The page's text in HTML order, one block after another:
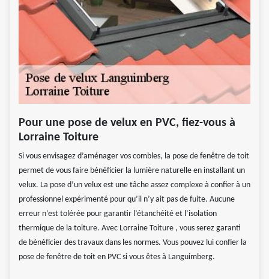
Pour une pose de velux en PVC, fiez-vous à
Lorraine Toiture
Si vous envisagez d’aménager vos combles, la pose de fenêtre de toit
permet de vous faire bénéficier la lumière naturelle en installant un
velux. La pose d’un velux est une tâche assez complexe à confier à un
professionnel expérimenté pour qu’il n’y ait pas de fuite. Aucune
erreur n’est tolérée pour garantir l’étanchéité et l’isolation
thermique de la toiture. Avec Lorraine Toiture , vous serez garanti
de bénéficier des travaux dans les normes. Vous pouvez lui confier la
pose de fenêtre de toit en PVC si vous êtes à Languimberg.